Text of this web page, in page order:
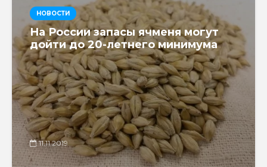
НОВОСТИ
На России запасы ячменя могут
дойти до 20-летнего минимума
11.11.2019